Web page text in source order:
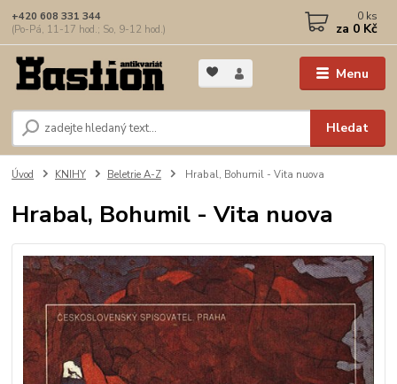
Menu
Hledat
+420 608 331 344
(Po-Pá, 11-17 hod.; So, 9-12 hod.)
0 ks
za 0 Kč
Úvod KNIHY Beletrie A-Z Hrabal, Bohumil - Vita nuova
Hrabal, Bohumil - Vita nuova